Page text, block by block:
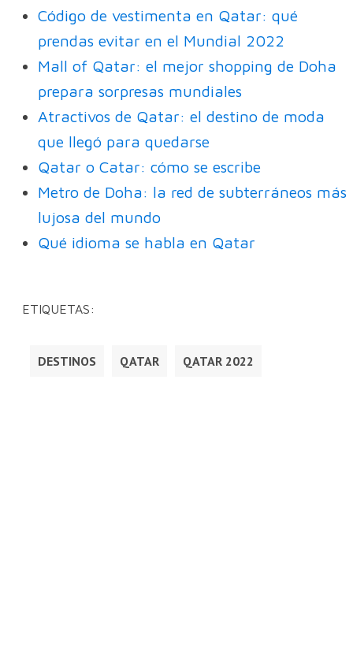
Código de vestimenta en Qatar: qué
prendas evitar en el Mundial 2022
Mall of Qatar: el mejor shopping de Doha
prepara sorpresas mundiales
Atractivos de Qatar: el destino de moda
que llegó para quedarse
Qatar o Catar: cómo se escribe
Metro de Doha: la red de subterráneos más
lujosa del mundo
Qué idioma se habla en Qatar
ETIQUETAS:
DESTINOS QATAR QATAR 2022